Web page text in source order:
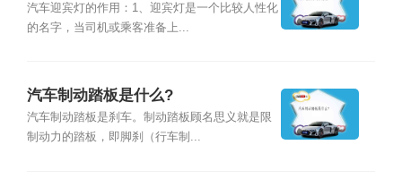
汽车迎宾灯的作用：1、迎宾灯是一个比较人性化
的名字，当司机或乘客准备上...
汽车制动踏板是什么?
汽车制动踏板是刹车。制动踏板顾名思义就是限
制动力的踏板，即脚刹（行车制...